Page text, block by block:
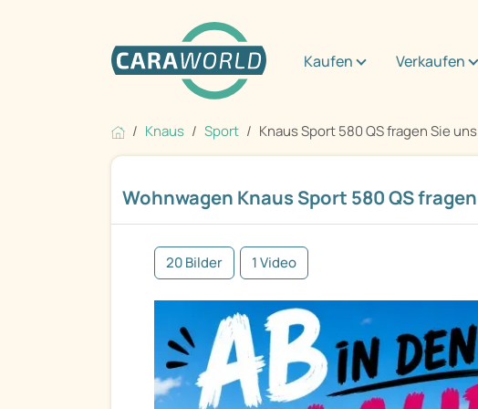
Kaufen Verkaufen
Knaus Sport Knaus Sport 580 QS fragen Sie uns
Wohnwagen Knaus Sport 580 QS
20 Bilder 1 Video